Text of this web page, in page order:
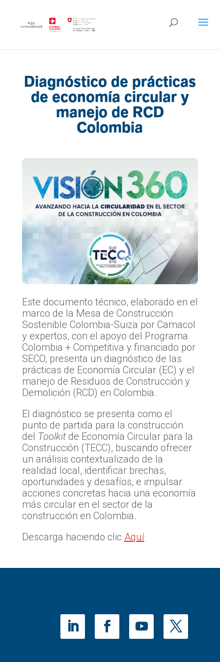
Diagnóstico de prácticas
de economía circular y
manejo de RCD
Colombia
Este documento técnico, elaborado en el
marco de la Mesa de Construcción
Sostenible Colombia-Suiza por Camacol
y expertos, con el apoyo del Programa
Colombia + Competitiva y financiado por
SECO, presenta un diagnóstico de las
prácticas de Economía Circular (EC) y el
manejo de Residuos de Construcción y
Demolición (RCD) en Colombia.
El diagnóstico se presenta como el
punto de partida para la construcción
del Toolkitde Economía Circular para la
Construcción (TECC), buscando ofrecer
un análisis contextualizado de la
realidad local, identificar brechas,
oportunidades y desafíos, e impulsar
acciones concretas hacia una economía
más circular en el sector de la
construcción en Colombia.
Descarga haciendo clic Aquí